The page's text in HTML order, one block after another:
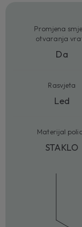
Promjena
otvaranja
Da
Rasvjeta
Led
Materijal
STAKLO